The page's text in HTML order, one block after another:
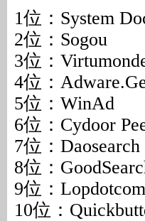
1位：System
2位：Sogou
3位：
4位：
5位：WinAd
6位：Cydoor
7位：Daosearch
8位：
9位：Lopdotcom
10位：